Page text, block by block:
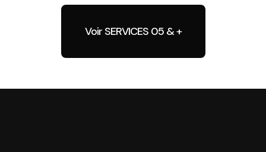
Voir SERVICES 05 & +